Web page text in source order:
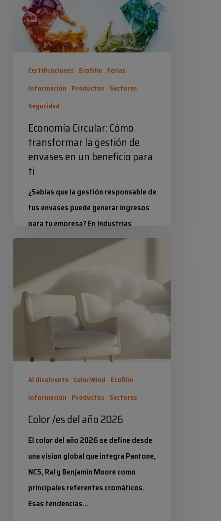
gestión
envases
beneficio
Certificaciones Ecofilm Ferias
Información Productos Sectores
Seguridad
Economía Circular: Cómo
transformar la gestión de
envases en un beneficio para
ti
¿Sabías que la gestión responsable de
tus envases puede generar ingresos
para tu empresa? En Industrias
Químicas Iris, como tus proveedores,
ya gestionamos nuestra obligación…
Industrias Químicas Iris
19 febrero 2026
año
2026
Al disolvente ColorWind Ecofilm
Información Productos Sectores
Color /es del año 2026
El color del año 2026 se define desde
una vision global que integra Pantone,
NCS, Ral y Benjamin Moore como
principales referentes cromáticos.
Esas tendencias…